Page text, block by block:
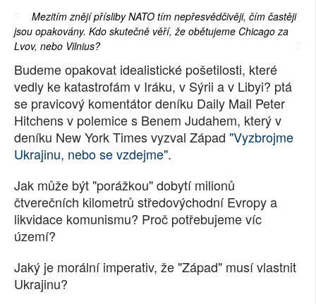
PŘÍSPĚVKY NA PROVOZ
RUBRIKY
PLNÁ VERZE STRÁNEK
Mezitím znějí přísliby NATO tím nepřesvědčivěji, čím častěji
jsou opakovány. Kdo skutečně věří, že obětujeme Chicago za
Lvov, nebo Vilnius?
Budeme opakovat idealistické pošetilosti, které
vedly ke katastrofám v Iráku, v Sýrii a v Libyi? ptá
se pravicový komentátor deníku Daily Mail Peter
Hitchens v polemice s Benem Judahem, který v
deníku New York Times vyzval Západ "Vyzbrojme
Ukrajinu, nebo se vzdejme".
Jak může být "porážkou" dobytí milionů
čtverečních kilometrů středovýchodní Evropy a
likvidace komunismu? Proč potřebujeme víc
území?
Jaký je morální imperativ, že "Západ" musí vlastnit
Ukrajinu?